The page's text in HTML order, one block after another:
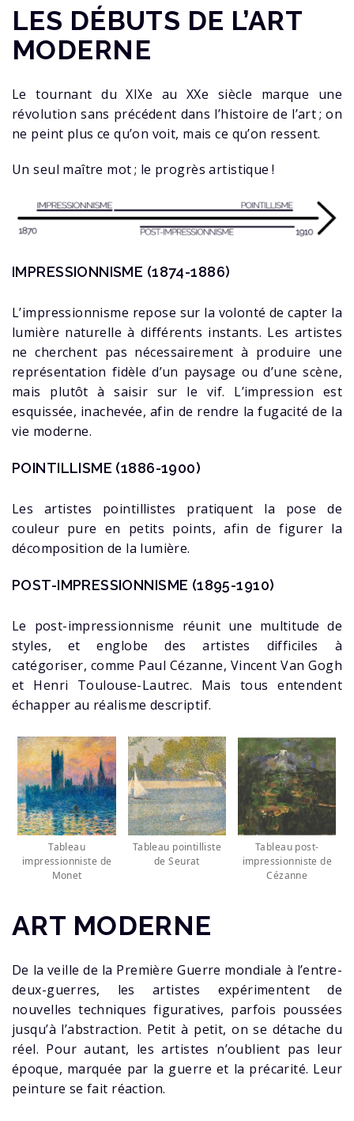
LES DÉBUTS DE L’ART
MODERNE
Le tournant du XIXe au XXe siècle marque une
révolution sans précédent dans l’histoire de l’art ; on
ne peint plus ce qu’on voit, mais ce qu’on ressent.
Un seul maître mot ; le progrès artistique !
IMPRESSIONNISME (1874-1886)
L’impressionnisme repose sur la volonté de capter la
lumière naturelle à différents instants. Les artistes
ne cherchent pas nécessairement à produire une
représentation fidèle d’un paysage ou d’une scène,
mais plutôt à saisir sur le vif. L’impression est
esquissée, inachevée, afin de rendre la fugacité de la
vie moderne.
POINTILLISME (1886-1900)
Les artistes pointillistes pratiquent la pose de
couleur pure en petits points, afin de figurer la
décomposition de la lumière.
POST-IMPRESSIONNISME (1895-1910)
Le post-impressionnisme réunit une multitude de
styles, et englobe des artistes difficiles à
catégoriser, comme Paul Cézanne, Vincent Van Gogh
et Henri Toulouse-Lautrec. Mais tous entendent
échapper au réalisme descriptif.
Tableau
impressionniste de
Monet
Tableau pointilliste
de Seurat
Tableau post-
impressionniste de
Cézanne
ART MODERNE
De la veille de la Première Guerre mondiale à l’entre-
deux-guerres, les artistes expérimentent de
nouvelles techniques figuratives, parfois poussées
jusqu’à l’abstraction. Petit à petit, on se détache du
réel. Pour autant, les artistes n’oublient pas leur
époque, marquée par la guerre et la précarité. Leur
peinture se fait réaction.